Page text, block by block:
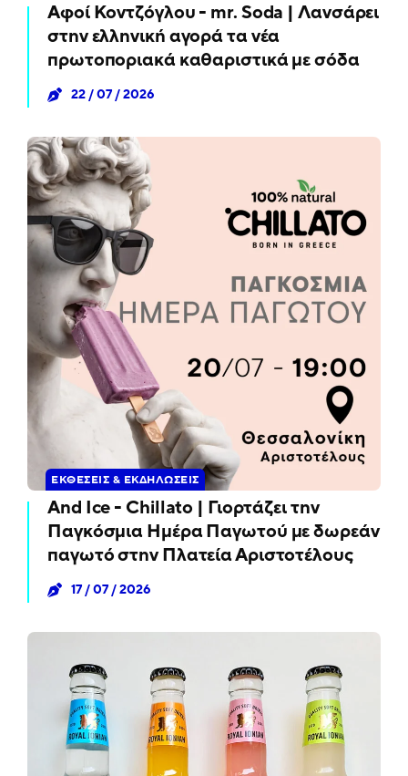
Αφοί Κοντζόγλου - mr. Soda | Λανσάρει
στην ελληνική αγορά τα νέα
πρωτοποριακά καθαριστικά με σόδα
22 / 07 / 2026
ΕΚΘΈΣΕΙΣ & ΕΚΔΗΛΏΣΕΙΣ
And Ice - Chillato | Γιορτάζει την
Παγκόσμια Ημέρα Παγωτού με δωρεάν
παγωτό στην Πλατεία Αριστοτέλους
17 / 07 / 2026